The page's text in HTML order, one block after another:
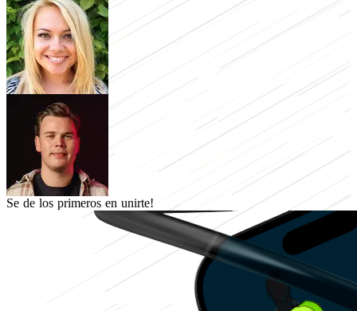
Se de los primeros en unirte!